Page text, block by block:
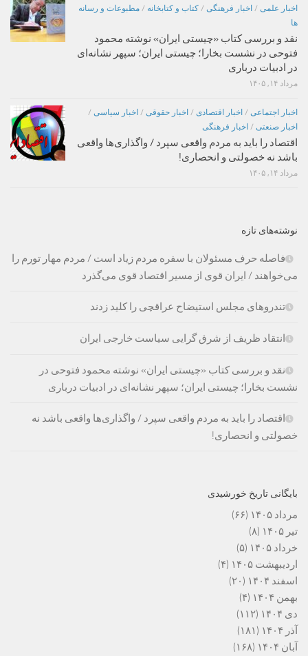
اخبار علمی / اخبار فرهنگی / کتاب و کتابخانه / مطبوعات و رسانه
ها
نقد و بررسی کتاب «چیستی ایران» نوشته محمود
فتوحی در نشست بخارا؛ چیستی ایران؛ سپهر نشانه‌ای
در ادبیات درباری
مرداد ۱۴, ۱۴۰۵
اخبار اجتماعی / اخبار اقتصادی / اخبار حقوقی / اخبار سیاسی /
اخبار صنعتی / اخبار فرهنگی
اقتصاد را باید به مردم واقعی سپرد / واگذاری‌ها واقعی
باشد نه خصولتی و انحصاری!
مرداد ۱۴, ۱۴۰۵
نوشته‌های تازه
فاصله حرف مسئولان با سفره مردم زیاد است / مردم مهار تورم را
می‌خواهند / ایران قوی از مسیر اقتصاد قوی می‌گذرد
تندروهای مجلس استیضاح عراقچی را کلید زدند
انتقاد ظریف از شرق گرایی سیاست خارجی ایران
نقد و بررسی کتاب «چیستی ایران» نوشته محمود فتوحی در
نشست بخارا؛ چیستی ایران؛ سپهر نشانه‌ای در ادبیات درباری
اقتصاد را باید به مردم واقعی سپرد / واگذاری‌ها واقعی باشد نه
خصولتی و انحصاری!
بایگانی تاریخ خورشیدی
مرداد ۱۴۰۵
(۶۶)
تیر ۱۴۰۵
(۸)
خرداد ۱۴۰۵
(۵)
اردیبهشت ۱۴۰۵
(۴)
اسفند ۱۴۰۴
(۲۰)
بهمن ۱۴۰۴
(۴)
دی ۱۴۰۴
(۱۱۲)
آذر ۱۴۰۴
(۱۸۱)
آبان ۱۴۰۴
(۱۶۸)